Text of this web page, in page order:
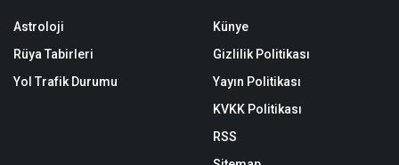
Astroloji
Rüya Tabirleri
Yol Trafik Durumu
Künye
Gizlilik Politikası
Yayın Politikası
KVKK Politikası
RSS